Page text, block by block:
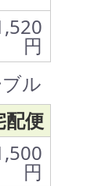
円
ル
配便
円